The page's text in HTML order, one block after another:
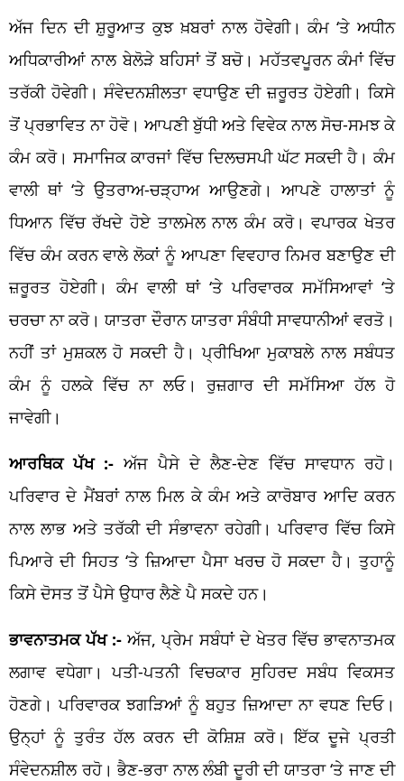
ਅੱਜ ਦਿਨ ਦੀ ਸ਼ੁਰੂਆਤ ਕੁਝ ਖ਼ਬਰਾਂ ਨਾਲ ਹੋਵੇਗੀ। ਕੰਮ ‘ਤੇ ਅਧੀਨ
ਅਧਿਕਾਰੀਆਂ ਨਾਲ ਬੇਲੋੜੇ ਬਹਿਸਾਂ ਤੋਂ ਬਚੋ। ਮਹੱਤਵਪੂਰਨ ਕੰਮਾਂ ਵਿੱਚ
ਤਰੱਕੀ ਹੋਵੇਗੀ। ਸੰਵੇਦਨਸ਼ੀਲਤਾ ਵਧਾਉਣ ਦੀ ਜ਼ਰੂਰਤ ਹੋਏਗੀ। ਕਿਸੇ
ਤੋਂ ਪ੍ਰਭਾਵਿਤ ਨਾ ਹੋਵੋ। ਆਪਣੀ ਬੁੱਧੀ ਅਤੇ ਵਿਵੇਕ ਨਾਲ ਸੋਚ-ਸਮਝ ਕੇ
ਕੰਮ ਕਰੋ। ਸਮਾਜਿਕ ਕਾਰਜਾਂ ਵਿੱਚ ਦਿਲਚਸਪੀ ਘੱਟ ਸਕਦੀ ਹੈ। ਕੰਮ
ਵਾਲੀ ਥਾਂ ‘ਤੇ ਉਤਰਾਅ-ਚੜ੍ਹਾਅ ਆਉਣਗੇ। ਆਪਣੇ ਹਾਲਾਤਾਂ ਨੂੰ
ਧਿਆਨ ਵਿੱਚ ਰੱਖਦੇ ਹੋਏ ਤਾਲਮੇਲ ਨਾਲ ਕੰਮ ਕਰੋ। ਵਪਾਰਕ ਖੇਤਰ
ਵਿੱਚ ਕੰਮ ਕਰਨ ਵਾਲੇ ਲੋਕਾਂ ਨੂੰ ਆਪਣਾ ਵਿਵਹਾਰ ਨਿਮਰ ਬਣਾਉਣ ਦੀ
ਜ਼ਰੂਰਤ ਹੋਏਗੀ। ਕੰਮ ਵਾਲੀ ਥਾਂ ‘ਤੇ ਪਰਿਵਾਰਕ ਸਮੱਸਿਆਵਾਂ ‘ਤੇ
ਚਰਚਾ ਨਾ ਕਰੋ। ਯਾਤਰਾ ਦੌਰਾਨ ਯਾਤਰਾ ਸੰਬੰਧੀ ਸਾਵਧਾਨੀਆਂ ਵਰਤੋ।
ਨਹੀਂ ਤਾਂ ਮੁਸ਼ਕਲ ਹੋ ਸਕਦੀ ਹੈ। ਪ੍ਰੀਖਿਆ ਮੁਕਾਬਲੇ ਨਾਲ ਸਬੰਧਤ
ਕੰਮ ਨੂੰ ਹਲਕੇ ਵਿੱਚ ਨਾ ਲਓ। ਰੁਜ਼ਗਾਰ ਦੀ ਸਮੱਸਿਆ ਹੱਲ ਹੋ
ਜਾਵੇਗੀ।
ਆਰਥਿਕ ਪੱਖ :- ਅੱਜ ਪੈਸੇ ਦੇ ਲੈਣ-ਦੇਣ ਵਿੱਚ ਸਾਵਧਾਨ ਰਹੋ।
ਪਰਿਵਾਰ ਦੇ ਮੈਂਬਰਾਂ ਨਾਲ ਮਿਲ ਕੇ ਕੰਮ ਅਤੇ ਕਾਰੋਬਾਰ ਆਦਿ ਕਰਨ
ਨਾਲ ਲਾਭ ਅਤੇ ਤਰੱਕੀ ਦੀ ਸੰਭਾਵਨਾ ਰਹੇਗੀ। ਪਰਿਵਾਰ ਵਿੱਚ ਕਿਸੇ
ਪਿਆਰੇ ਦੀ ਸਿਹਤ ‘ਤੇ ਜ਼ਿਆਦਾ ਪੈਸਾ ਖਰਚ ਹੋ ਸਕਦਾ ਹੈ। ਤੁਹਾਨੂੰ
ਕਿਸੇ ਦੋਸਤ ਤੋਂ ਪੈਸੇ ਉਧਾਰ ਲੈਣੇ ਪੈ ਸਕਦੇ ਹਨ।
ਭਾਵਨਾਤਮਕ ਪੱਖ :- ਅੱਜ, ਪ੍ਰੇਮ ਸਬੰਧਾਂ ਦੇ ਖੇਤਰ ਵਿੱਚ ਭਾਵਨਾਤਮਕ
ਲਗਾਵ ਵਧੇਗਾ। ਪਤੀ-ਪਤਨੀ ਵਿਚਕਾਰ ਸੁਹਿਰਦ ਸਬੰਧ ਵਿਕਸਤ
ਹੋਣਗੇ। ਪਰਿਵਾਰਕ ਝਗੜਿਆਂ ਨੂੰ ਬਹੁਤ ਜ਼ਿਆਦਾ ਨਾ ਵਧਣ ਦਿਓ।
ਉਨ੍ਹਾਂ ਨੂੰ ਤੁਰੰਤ ਹੱਲ ਕਰਨ ਦੀ ਕੋਸ਼ਿਸ਼ ਕਰੋ। ਇੱਕ ਦੂਜੇ ਪ੍ਰਤੀ
ਸੰਵੇਦਨਸ਼ੀਲ ਰਹੋ। ਭੈਣ-ਭਰਾ ਨਾਲ ਲੰਬੀ ਦੂਰੀ ਦੀ ਯਾਤਰਾ ‘ਤੇ ਜਾਣ ਦੀ